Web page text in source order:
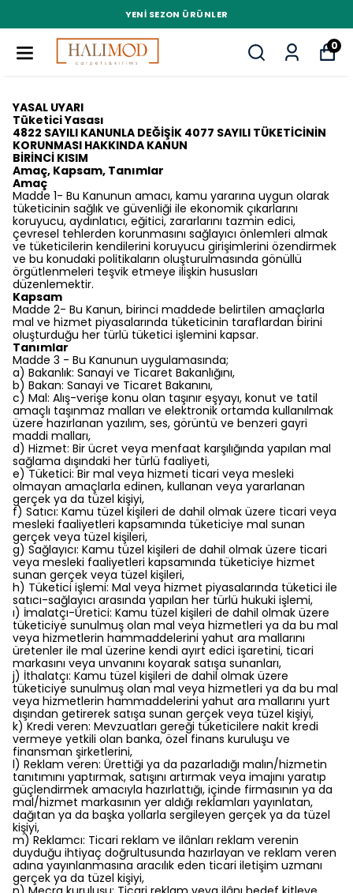
YENI SEZON ÜRÜNLER
0
YASAL UYARI
Tüketici Yasası
4822 SAYILI KANUNLA DEĞİŞİK 4077 SAYILI TÜKETİCİNİN
KORUNMASI HAKKINDA KANUN
BİRİNCİ KISIM
Amaç, Kapsam, Tanımlar
Amaç
Madde 1- Bu Kanunun amacı, kamu yararına uygun olarak
tüketicinin sağlık ve güvenliği ile ekonomik çıkarlarını
koruyucu, aydınlatıcı, eğitici, zararlarını tazmin edici,
çevresel tehlerden korunmasını sağlayıcı önlemleri almak
ve tüketicilerin kendilerini koruyucu girişimlerini özendirmek
ve bu konudaki politikaların oluşturulmasında gönüllü
örgütlenmeleri teşvik etmeye ilişkin hususları
düzenlemektir.
Kapsam
Madde 2- Bu Kanun, birinci maddede belirtilen amaçlarla
mal ve hizmet piyasalarında tüketicinin taraflardan birini
oluşturduğu her türlü tüketici işlemini kapsar.
Tanımlar
Madde 3 - Bu Kanunun uygulamasında;
a) Bakanlık: Sanayi ve Ticaret Bakanlığını,
b) Bakan: Sanayi ve Ticaret Bakanını,
c) Mal: Alış-verişe konu olan taşınır eşyayı, konut ve tatil
amaçlı taşınmaz malları ve elektronik ortamda kullanılmak
üzere hazırlanan yazılım, ses, görüntü ve benzeri gayri
maddi malları,
d) Hizmet: Bir ücret veya menfaat karşılığında yapılan mal
sağlama dışındaki her türlü faaliyeti,
e) Tüketici: Bir mal veya hizmeti ticari veya mesleki
olmayan amaçlarla edinen, kullanan veya yararlanan
gerçek ya da tüzel kişiyi,
f) Satıcı: Kamu tüzel kişileri de dahil olmak üzere ticari veya
mesleki faaliyetleri kapsamında tüketiciye mal sunan
gerçek veya tüzel kişileri,
g) Sağlayıcı: Kamu tüzel kişileri de dahil olmak üzere ticari
veya mesleki faaliyetleri kapsamında tüketiciye hizmet
sunan gerçek veya tüzel kişileri,
h) Tüketici işlemi: Mal veya hizmet piyasalarında tüketici ile
satıcı-sağlayıcı arasında yapılan her türlü hukuki işlemi,
ı) İmalatçı-Üretici: Kamu tüzel kişileri de dahil olmak üzere
tüketiciye sunulmuş olan mal veya hizmetleri ya da bu mal
veya hizmetlerin hammaddelerini yahut ara mallarını
üretenler ile mal üzerine kendi ayırt edici işaretini, ticari
markasını veya unvanını koyarak satışa sunanları,
j) İthalatçı: Kamu tüzel kişileri de dahil olmak üzere
tüketiciye sunulmuş olan mal veya hizmetleri ya da bu mal
veya hizmetlerin hammaddelerini yahut ara mallarını yurt
dışından getirerek satışa sunan gerçek veya tüzel kişiyi,
k) Kredi veren: Mevzuatları gereği tüketicilere nakit kredi
vermeye yetkili olan banka, özel finans kuruluşu ve
finansman şirketlerini,
l) Reklam veren: Ürettiği ya da pazarladığı malın/hizmetin
tanıtımını yaptırmak, satışını artırmak veya imajını yaratıp
güçlendirmek amacıyla hazırlattığı, içinde firmasının ya da
mal/hizmet markasının yer aldığı reklamları yayınlatan,
dağıtan ya da başka yollarla sergileyen gerçek ya da tüzel
kişiyi,
m) Reklamcı: Ticari reklam ve ilânları reklam verenin
duyduğu ihtiyaç doğrultusunda hazırlayan ve reklam veren
adına yayınlanmasına aracılık eden ticari iletişim uzmanı
gerçek ya da tüzel kişiyi,